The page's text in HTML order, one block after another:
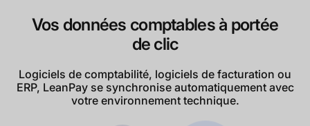
Vos données comptables à portée
de clic
Logiciels de comptabilité, logiciels de facturation ou
ERP, LeanPay se synchronise automatiquement avec
votre environnement technique.